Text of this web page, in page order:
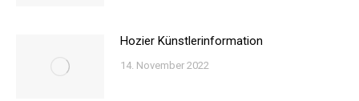
Hozier Künstlerinformation
14. November 2022